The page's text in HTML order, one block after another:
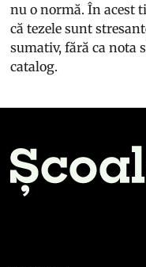
nu o normă. În acest
că tezele sunt
sumativ, fără ca nota
catalog.